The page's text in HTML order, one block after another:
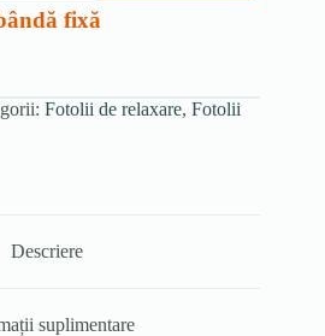
fixă
Fotolii de relaxare, Fotolii
Descriere
suplimentare